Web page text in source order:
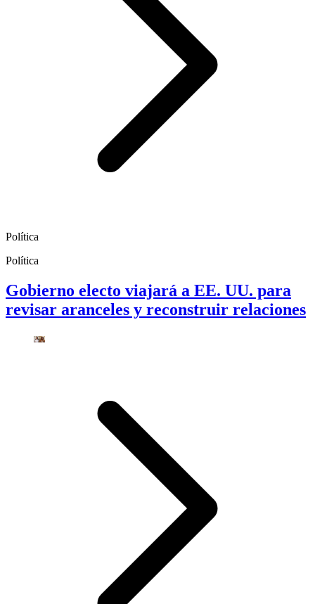
Política
Política
Gobierno electo viajará a EE. UU. para
revisar aranceles y reconstruir relaciones